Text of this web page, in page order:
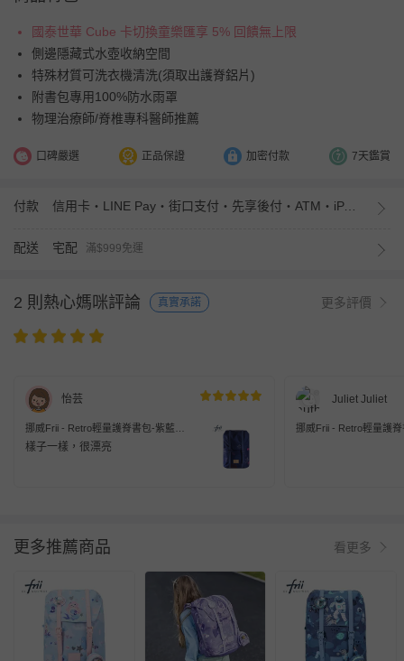
國泰世華 Cube 卡切換童樂匯享 5% 回饋無上限
側邊隱藏式水壺收納空間
特殊材質可洗衣機清洗(須取出護脊鋁片)
附書包專用100%防水雨罩
物理治療師/脊椎專科醫師推薦
口碑嚴選 正品保證 加密付款 7天鑑賞
付款 信用卡・LINE Pay・街口支付・先享後付・ATM・iPASS MONEY
配送 宅配 滿$999免運
2 則熱心媽咪評論 真實承諾 更多評價
怡芸
挪威Frii - Retro輕量護脊書包-紫藍
(30L)
樣子一樣，很漂亮
Juliet Juliet
挪威Frii - Retro輕量護
更多推薦商品 看更多